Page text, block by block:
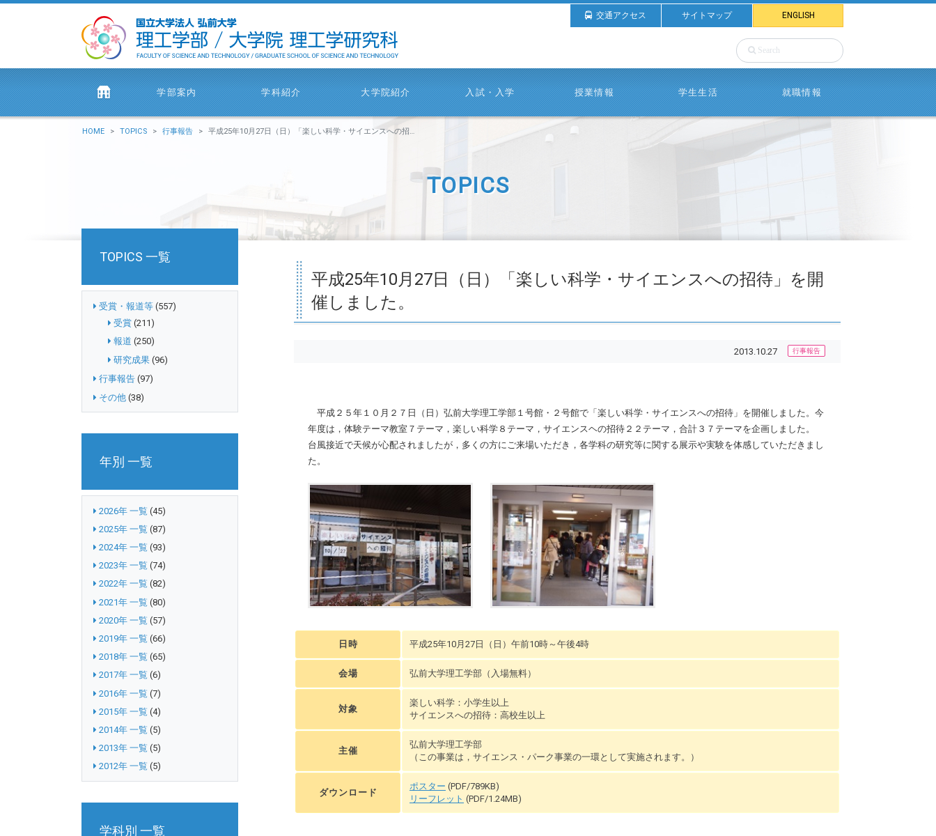
交通アクセス サイトマップ ENGLISH
学部案内 学科紹介 大学院紹介 入試・入学 授業情報 学生生活 就職情報
HOME TOPICS 行事報告 平成25年10月27日（日）「楽しい科学・サイエンスへの招待」を開催しました。
TOPICS
TOPICS 一覧
受賞・報道等 (557)
受賞 (211)
報道 (250)
研究成果 (96)
行事報告 (97)
その他 (38)
年別 一覧
2026年 一覧 (45)
2025年 一覧 (87)
2024年 一覧 (93)
2023年 一覧 (74)
2022年 一覧 (82)
2021年 一覧 (80)
2020年 一覧 (57)
2019年 一覧 (66)
2018年 一覧 (65)
2017年 一覧 (6)
2016年 一覧 (7)
2015年 一覧 (4)
2014年 一覧 (5)
2013年 一覧 (5)
2012年 一覧 (5)
学科別 一覧
平成25年10月27日（日）「楽しい科学・サイエンスへの招待」を開
催しました。
2013.10.27 行事報告
平成２５年１０月２７日（日）弘前大学理工学部１号館・２号館で「楽しい科学・サイエンスへの招待」を開催しました。今
年度は，体験テーマ教室７テーマ，楽しい科学８テーマ，サイエンスヘの招待２２テーマ，合計３７テーマを企画しました。
台風接近で天候が心配されましたが，多くの方にご来場いただき，各学科の研究等に関する展示や実験を体感していただきまし
た。
日時 平成25年10月27日（日）午前10時～午後4時
会場 弘前大学理工学部（入場無料）
対象
楽しい科学：小学生以上
サイエンスへの招待：高校生以上
主催
弘前大学理工学部
（この事業は，サイエンス・パーク事業の一環として実施されます。）
ダウンロード
ポスター (PDF/789KB)
リーフレット (PDF/1.24MB)